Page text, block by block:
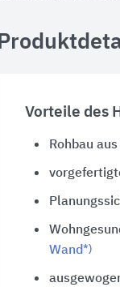
Vorteile des
Rohbau
Wand*)